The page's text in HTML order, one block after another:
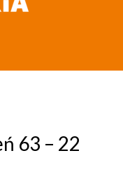
63 – 22